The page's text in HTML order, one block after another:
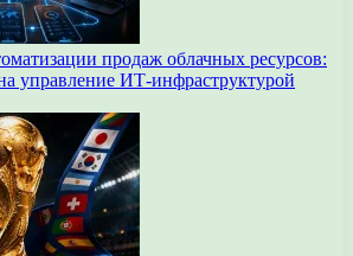
продаж облачных ресурсов:
управление ИТ-инфраструктурой